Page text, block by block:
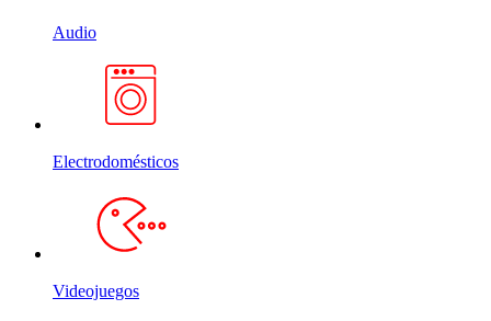
Audio
Electrodomésticos
Videojuegos